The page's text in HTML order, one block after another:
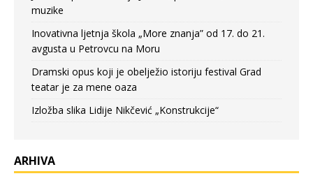
muzike
Inovativna ljetnja škola „More znanja” od 17. do 21.
avgusta u Petrovcu na Moru
Dramski opus koji je obelježio istoriju festival Grad
teatar je za mene oaza
Izložba slika Lidije Nikčević „Konstrukcije“
ARHIVA